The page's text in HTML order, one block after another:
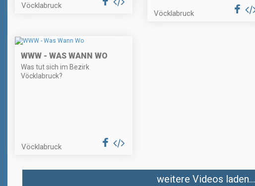
Vöcklabruck
Vöcklabruck
WWW - WAS WANN WO
Was tut sich im Bezirk
Vöcklabruck?
Vöcklabruck
weitere Videos laden...